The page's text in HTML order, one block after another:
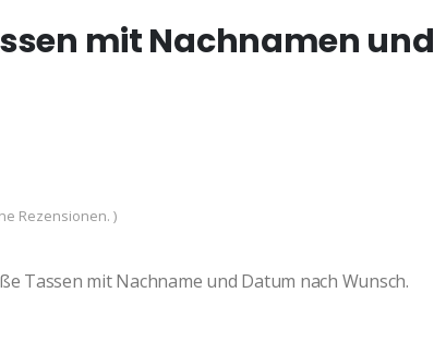
mit Nachnamen und
Rezensionen. )
Tassen mit Nachname und Datum nach Wunsch.